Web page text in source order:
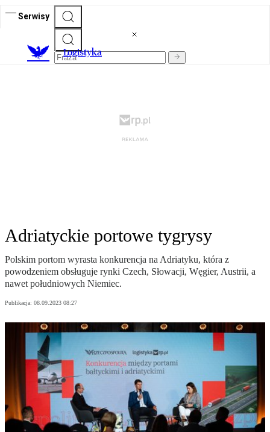
Serwisy
Logistyka
Adriatyckie portowe tygrysy
Polskim portom wyrasta konkurencja na Adriatyku, która z
powodzeniem obsługuje rynki Czech, Słowacji, Węgier, Austrii, a
nawet południowych Niemiec.
Publikacja: 08.09.2023 08:27